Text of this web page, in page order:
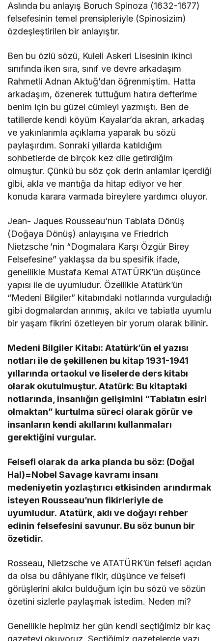
Aslında bu anlayış Boruch Spinoza (1632-1677)
felsefesinin temel prensipleriyle (Spinosizim)
özdeşleştirilen bir anlayıştır.
Ben bu özlü sözü, Kuleli Askeri Lisesinin ikinci
sınıfında iken sıra, sınıf ve devre arkadaşım
Rahmetli Adnan Aktuğ’dan öğrenmiştim. Hatta
arkadaşım, özenerek tuttuğum hatıra defterime
benim için bu güzel cümleyi yazmıştı. Ben de
tatillerde kendi köyüm Kayalar’da akran, arkadaş
ve yakınlarımla açıklama yaparak bu sözü
paylaşırdım. Sonraki yıllarda katıldığım
sohbetlerde de birçok kez dile getirdiğim
olmuştur. Çünkü bu söz çok derin anlamlar içerdiği
gibi, akla ve mantığa da hitap ediyor ve her
konuda karara varmada bireylere yardımcı oluyor.
Jean- Jaques Rousseau’nun Tabiata Dönüş
(Doğaya Dönüş) anlayışına ve Friedrich
Nietzsche ’nin “Dogmalara Karşı Özgür Birey
Felsefesine” yaklaşsa da bu spesifik ifade,
genellikle Mustafa Kemal ATATÜRK’ün düşünce
yapısı ile de uyumludur. Özellikle Atatürk’ün
“Medeni Bilgiler” kitabındaki notlarında vurguladığı
gibi dogmalardan arınmış, akılcı ve tabiatla uyumlu
bir yaşam fikrini özetleyen bir yorum olarak bilinir.
Medeni Bilgiler Kitabı: Atatürk’ün el yazısı
notları ile de şekillenen bu kitap 1931-1941
yıllarında ortaokul ve liselerde ders kitabı
olarak okutulmuştur. Atatürk: Bu kitaptaki
notlarında, insanlığın gelişimini “Tabiatın esiri
olmaktan” kurtulma süreci olarak görür ve
insanların kendi akıllarını kullanmaları
gerektiğini vurgular.
Felsefi olarak da arka planda bu söz: (Doğal
Hal)=Nobel Savage kavramı insanı
medeniyetin yozlaştırıcı etkisinden arındırmak
isteyen Rousseau’nun fikirleriyle de
uyumludur. Atatürk, aklı ve doğayı rehber
edinin felsefesini savunur. Bu söz bunun bir
özetidir.
Rosseau, Nietzsche ve ATATÜRK’ün felsefi açıdan
da olsa bu dâhiyane fikir, düşünce ve felsefi
görüşlerini akılcı bulduğum için bu sözü ve sözün
özetini sizlerle paylaşmak istedim. Neden mi?
Genellikle hepimiz her gün kendi seçtiğimiz bir kaç
gazeteyi okuyoruz. Seçtiğimiz gazetelerde yazı